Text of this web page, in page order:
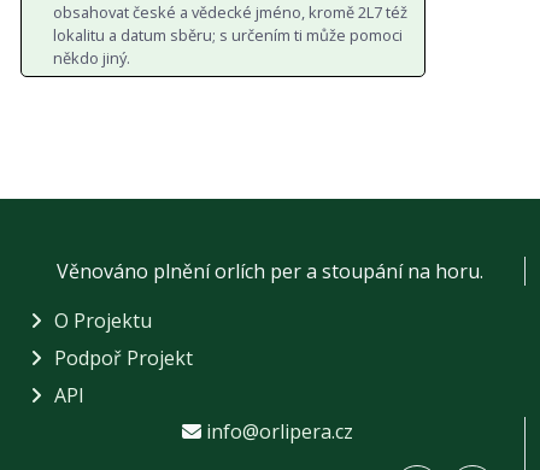
obsahovat české a vědecké jméno, kromě 2L7 též
lokalitu a datum sběru; s určením ti může pomoci
někdo jiný.
Věnováno plnění orlích per a stoupání na horu.
O Projektu
Podpoř Projekt
API
info@orlipera.cz